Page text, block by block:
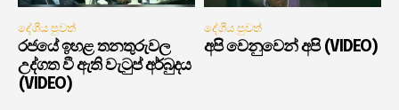
දේශීය පුවත්
රජයේ ඉහළ තනතුරුවල
උද්ගත වී ඇති වැටුප් අර්බුදය
(VIDEO)
දේශීය පුවත්
අපි වෙනුවෙන් අපි (VIDEO)